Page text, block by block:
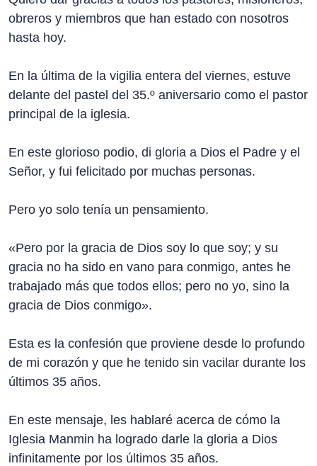
obreros y miembros que han estado con nosotros
hasta hoy.
En la última de la vigilia entera del viernes, estuve
delante del pastel del 35.º aniversario como el pastor
principal de la iglesia.
En este glorioso podio, di gloria a Dios el Padre y el
Señor, y fui felicitado por muchas personas.
Pero yo solo tenía un pensamiento.
«Pero por la gracia de Dios soy lo que soy; y su
gracia no ha sido en vano para conmigo, antes he
trabajado más que todos ellos; pero no yo, sino la
gracia de Dios conmigo».
Esta es la confesión que proviene desde lo profundo
de mi corazón y que he tenido sin vacilar durante los
últimos 35 años.
En este mensaje, les hablaré acerca de cómo la
Iglesia Manmin ha logrado darle la gloria a Dios
infinitamente por los últimos 35 años.